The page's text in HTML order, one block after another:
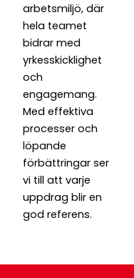
arbetsmiljö, där
hela teamet
bidrar med
yrkesskicklighet
och
engagemang.
Med effektiva
processer och
löpande
förbättringar ser
vi till att varje
uppdrag blir en
god referens.